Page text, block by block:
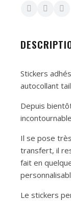
Stickers
autocollant
Depuis
Il se pose
transfert, il
fait en
Le stickers